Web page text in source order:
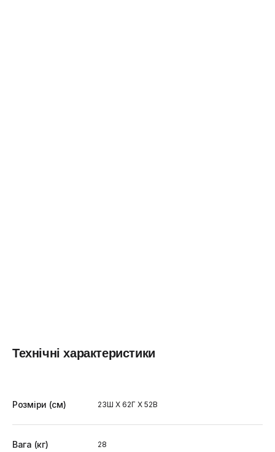
Технічні характеристики
Розміри (см) 23Ш X 62Г X 52В
Вага (кг) 28